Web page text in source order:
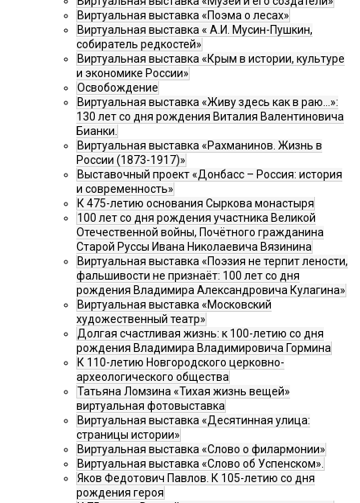
Виртуальная выставка «Поэма о лесах»
Виртуальная выставка « А.И. Мусин-Пушкин,
собиратель редкостей»
Виртуальная выставка «Крым в истории, культуре
и экономике России»
Освобождение
Виртуальная выставка «Живу здесь как в раю…»:
130 лет со дня рождения Виталия Валентиновича
Бианки.
Виртуальная выставка «Рахманинов. Жизнь в
России (1873-1917)»
Выставочный проект «Донбасс – Россия: история
и современность»
К 475-летию основания Сыркова монастыря
100 лет со дня рождения участника Великой
Отечественной войны, Почётного гражданина
Старой Руссы Ивана Николаевича Вязинина
Виртуальная выставка «Поэзия не терпит лености,
фальшивости не признаёт: 100 лет со дня
рождения Владимира Александровича Кулагина»
Виртуальная выставка «Московский
художественный театр»
Долгая счастливая жизнь: к 100-летию со дня
рождения Владимира Владимировича Гормина
К 110-летию Новгородского церковно-
археологического общества
Татьяна Ломзина «Тихая жизнь вещей»
виртуальная фотовыставка
Виртуальная выставка «Десятинная улица:
страницы истории»
Виртуальная выставка «Слово о филармонии»
Виртуальная выставка «Слово об Успенском».
Яков Федотович Павлов. К 105-летию со дня
рождения героя